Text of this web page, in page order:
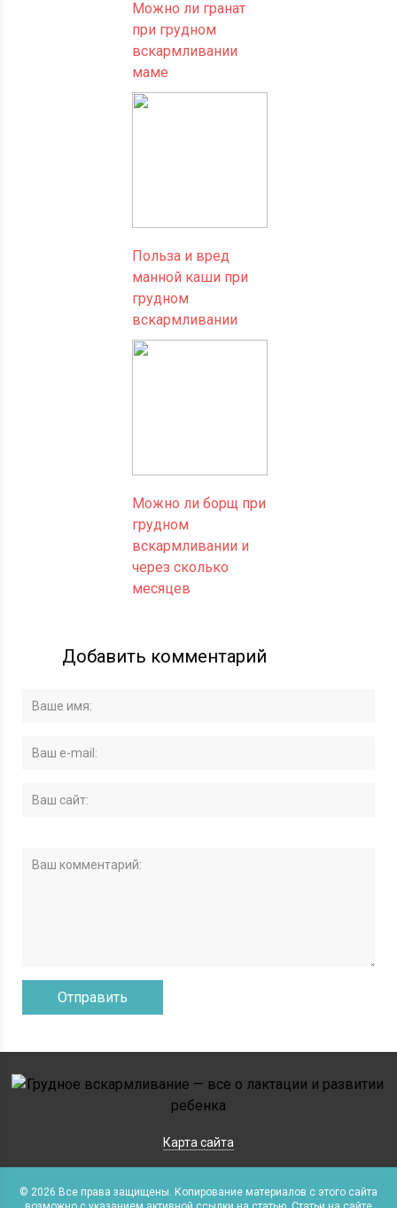
Можно ли гранат
при грудном
вскармливании
маме
Польза и вред
манной каши при
грудном
вскармливании
Можно ли борщ при
грудном
вскармливании и
через сколько
месяцев
Добавить комментарий
Карта сайта
© 2026 Все права защищены. Копирование материалов с этого сайта